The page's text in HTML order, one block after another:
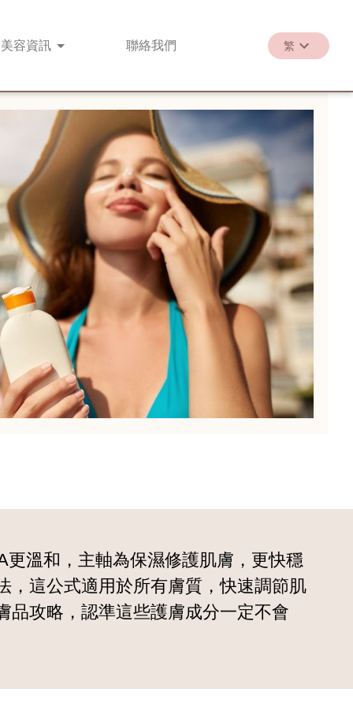
美容資訊 聯絡我們 繁
溫和，主軸為保濕修護肌膚，更快穩
，這公式適用於所有膚質，快速調節肌
品攻略，認準這些護膚成分一定不會